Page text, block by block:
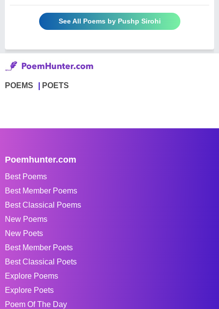
See All Poems by Pushp Sirohi
POEMS POETS
Poemhunter.com
Best Poems
Best Member Poems
Best Classical Poems
New Poems
New Poets
Best Member Poets
Best Classical Poets
Explore Poems
Explore Poets
Poem Of The Day